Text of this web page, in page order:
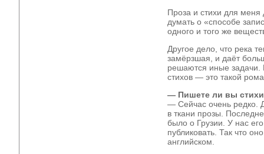
Проза и стихи для меня
думать о «способе
одного и того же
Другое дело, что река
замёрзшая, и даёт
решаются иные задачи.
стихов — это такой
— Пишете ли вы стихи
— Сейчас очень редко.
в ткани прозы.
было о Грузии. У нас
публиковать. Так что
английском.